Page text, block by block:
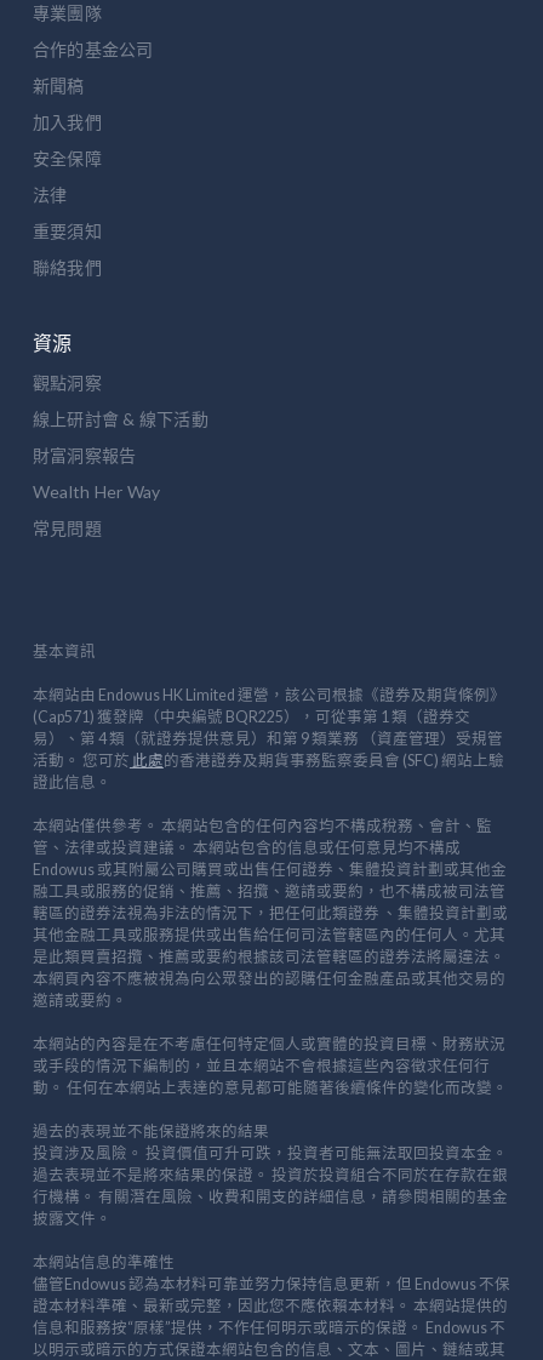
專業團隊
合作的基金公司
新聞稿
加入我們
安全保障
法律
重要須知
聯絡我們
資源
觀點洞察
線上研討會 & 線下活動
財富洞察報告
Wealth Her Way
常見問題
基本資訊
本網站由 Endowus HK Limited 運營，該公司根據《證券及期貨條例》
(Cap571) 獲發牌（中央編號 BQR225），可從事第 1 類（證券交
易）、第 4 類（就證券提供意見）和第 9 類業務 （資產管理）受規管
活動。 您可於 此處的香港證券及期貨事務監察委員會 (SFC) 網站上驗
證此信息。
本網站僅供參考。 本網站包含的任何內容均不構成稅務、會計、監
管、法律或投資建議。 本網站包含的信息或任何意見均不構成
Endowus 或其附屬公司購買或出售任何證券、集體投資計劃或其他金
融工具或服務的促銷、推薦、招攬、邀請或要約，也不構成被司法管
轄區的證券法視為非法的情況下，把任何此類證券 、集體投資計劃或
其他金融工具或服務提供或出售給任何司法管轄區內的任何人。尤其
是此類買賣招攬、推薦或要約根據該司法管轄區的證券法將屬違法。
本網頁內容不應被視為向公眾發出的認購任何金融產品或其他交易的
邀請或要約。
本網站的內容是在不考慮任何特定個人或實體的投資目標、財務狀況
或手段的情況下編制的，並且本網站不會根據這些內容徵求任何行
動。 任何在本網站上表達的意見都可能隨著後續條件的變化而改變。
過去的表現並不能保證將來的結果
投資涉及風險。 投資價值可升可跌，投資者可能無法取回投資本金。
過去表現並不是將來結果的保證。 投資於投資組合不同於在存款在銀
行機構。 有關潛在風險、收費和開支的詳細信息，請參閱相關的基金
披露文件。
本網站信息的準確性
儘管Endowus 認為本材料可靠並努力保持信息更新，但 Endowus 不保
證本材料準確、最新或完整，因此您不應依賴本材料。 本網站提供的
信息和服務按“原樣”提供，不作任何明示或暗示的保證。 Endowus 不
以明示或暗示的方式保證本網站包含的信息、文本、圖片、鏈結或其